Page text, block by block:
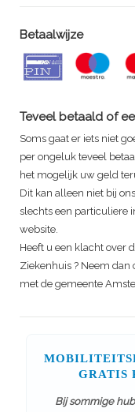
Betaalwijze
Teveel betaald of
Soms gaat er iets niet
per ongeluk teveel
het mogelijk uw geld
Dit kan alleen niet bij
slechts een particuliere
website.
Heeft u een klacht over
Ziekenhuis ? Neem dan
met de gemeente
GRATIS
Bij sommige